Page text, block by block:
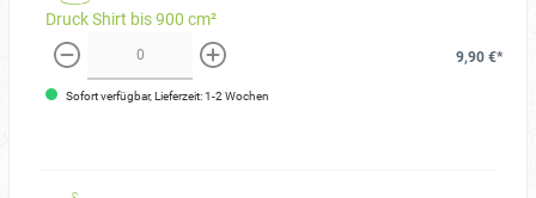
Druck Shirt bis 900 cm²
weniger mehr
9,90 €*
Sofort verfügbar, Lieferzeit: 1-2 Wochen